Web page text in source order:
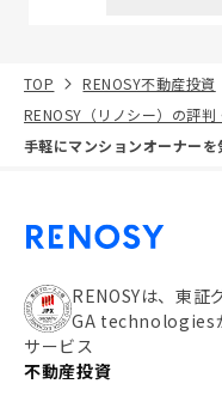
TOP RENOSY不動産投資
RENOSY（リノシー）の評判
手軽にマンションオーナーを
RENOSYは、東証
GA technologies
サービス
不動産投資